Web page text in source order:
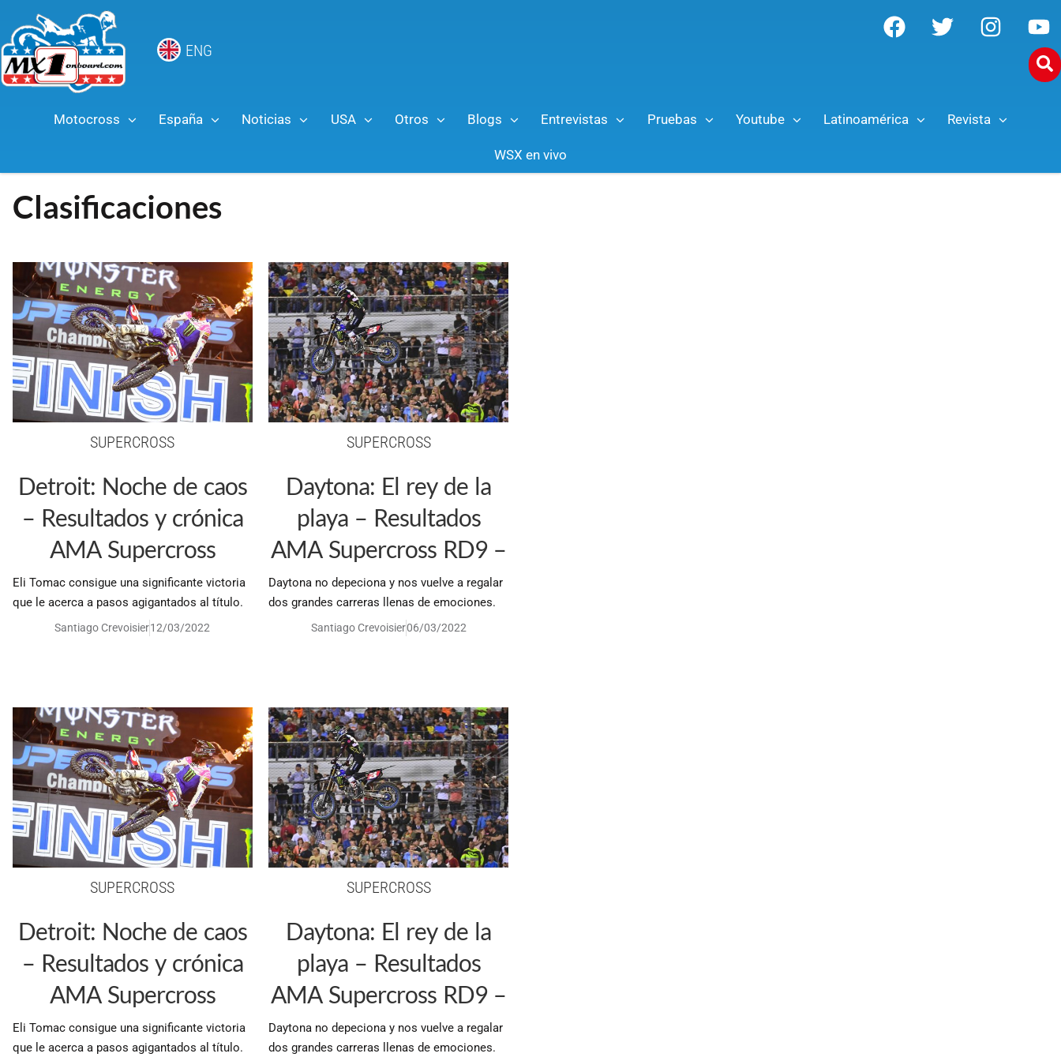
ENG
Motocross España Noticias USA Otros Blogs Entrevistas Pruebas Youtube Latinoamérica Revista
WSX en vivo
Clasificaciones
SUPERCROSS
Detroit: Noche de caos
– Resultados y crónica
AMA Supercross
Eli Tomac consigue una significante victoria
que le acerca a pasos agigantados al título.
Santiago Crevoisier12/03/2022
SUPERCROSS
Daytona: El rey de la
playa – Resultados
AMA Supercross RD9 –
Daytona no depeciona y nos vuelve a regalar
dos grandes carreras llenas de emociones.
Santiago Crevoisier06/03/2022
SUPERCROSS
Detroit: Noche de caos
– Resultados y crónica
AMA Supercross
Eli Tomac consigue una significante victoria
que le acerca a pasos agigantados al título.
SUPERCROSS
Daytona: El rey de la
playa – Resultados
AMA Supercross RD9 –
Daytona no depeciona y nos vuelve a regalar
dos grandes carreras llenas de emociones.